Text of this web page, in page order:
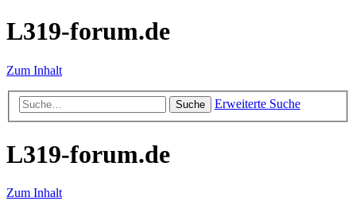
L319-forum.de
Zum Inhalt
Suche Erweiterte Suche
L319-forum.de
Zum Inhalt